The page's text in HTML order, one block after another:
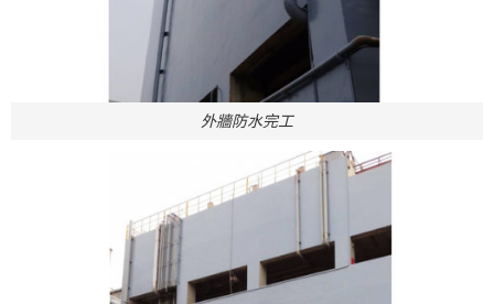
外牆防水完工